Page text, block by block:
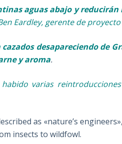
aguas abajo y
Eardley, gerente de
desapareciendo de
y aroma.
varias
as «nature’s
insects to wildfowl.